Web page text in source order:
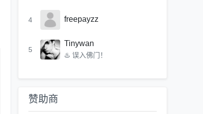
4 freepayzz
5
Tinywan
♨️ 误入佛门！
赞助商